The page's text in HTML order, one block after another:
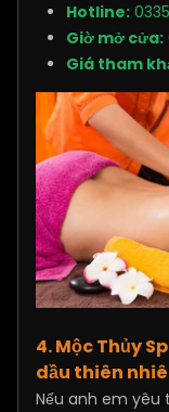
Hotline:
Giờ mở cửa:
Giá tham
4. Mộc Thủy
dầu thiên
Nếu anh em